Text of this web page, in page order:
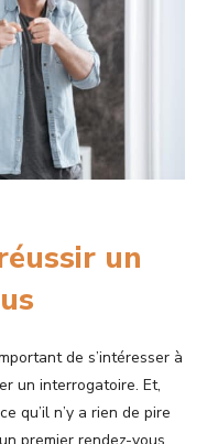
un
de s’intéresser à
un interrogatoire. Et,
qu’il n’y a rien de pire
premier rendez-vous.